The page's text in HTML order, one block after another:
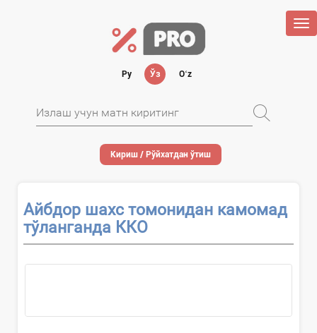
Ру Ўз Oʻz
Кириш / Рўйхатдан ўтиш
Айбдор шахс томонидан камомад
тўланганда ККО